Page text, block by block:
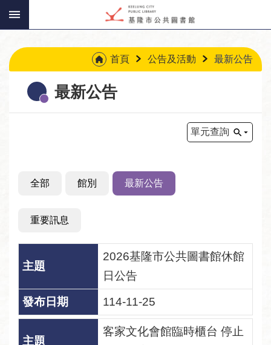
跳到主要內容區塊
:::
首頁 公告及活動 最新公告
最新公告
單元查詢
全部 館別 最新公告
重要訊息
2026基隆市公共圖書館休館
日公告
114-11-25
客家文化會館臨時櫃台 停止